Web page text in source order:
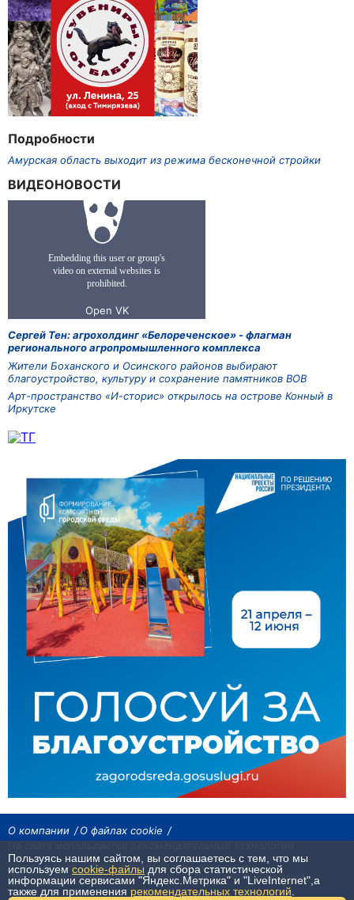
Подробности
Амурская область выходит из режима бесконечной стройки
ВИДЕОНОВОСТИ
Сергей Тен: агрохолдинг «Белореченское» - флагман
регионального агропромышленного комплекса
Жители Боханского и Осинского районов выбирают
благоустройство, культуру и сохранение памятников ВОВ
Арт-пространство «И-сторис» открылось на острове Конный в
Иркутске
О компании
О файлах cookie
Сетевое издание «Байкал24». Все права охраняются законом.
При использовании материалов агентства на других сайтах, обязательна
гиперссылка.
Пользуясь нашим сайтом, вы соглашаетесь с тем, что мы
используем cookie-файлы для сбора статистической
информации сервисами "Яндекс.Метрика" и "LiveInternet",а
также для применения рекомендательных технологий